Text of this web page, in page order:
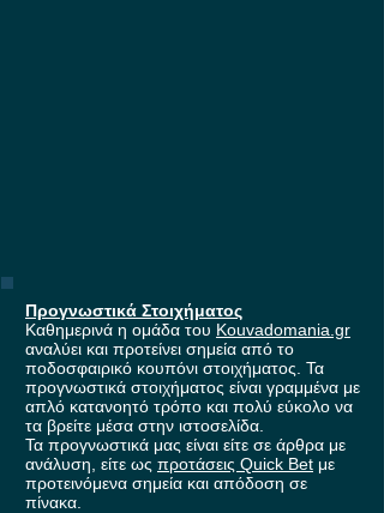
Προγνωστικά Στοιχήματος
Καθημερινά η ομάδα του Kouvadomania.gr
αναλύει και προτείνει σημεία από το
ποδοσφαιρικό κουπόνι στοιχήματος. Τα
προγνωστικά στοιχήματος είναι γραμμένα με
απλό κατανοητό τρόπο και πολύ εύκολο να
τα βρείτε μέσα στην ιστοσελίδα.
Τα προγνωστικά μας είναι είτε σε άρθρα με
ανάλυση, είτε ως προτάσεις Quick Bet με
προτεινόμενα σημεία και απόδοση σε
πίνακα.